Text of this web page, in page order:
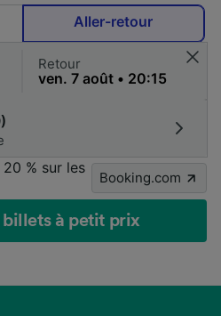
Aller-retour
Retour
% sur les
Booking.com
billets à petit prix